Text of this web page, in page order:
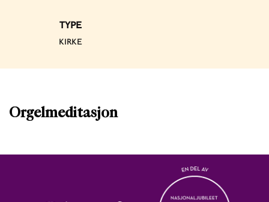
Orgelmeditasjon
TYPE
KIRKE